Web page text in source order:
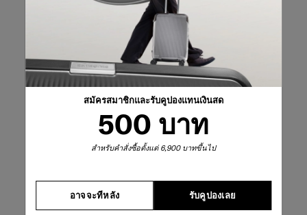
สมัครสมาชิกและรับคูปองแทนเงินสด
500 บาท
สำหรับคำสั่งซื้อตั้งแต่ 6,900 บาทขึ้นไป
รับคูปองเลย
อาจจะทีหลัง
รีวิวผลิตภัณฑ์
คะแนนคร่าวๆ
เลือกแถวด้านล่างเพื่อกรองบทวิจารณ์